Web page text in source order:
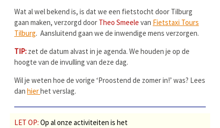
Wat al wel bekend is, is dat we een fietstocht door Tilburg
gaan maken, verzorgd door Theo Smeele van Fietstaxi Tours
Tilburg. Aansluitend gaan we de inwendige mens verzorgen.
TIP: zet de datum alvast in je agenda. We houden je op de
hoogte van de invulling van deze dag.
Wil je weten hoe de vorige ‘Proostend de zomer in!’ was? Lees
dan hierhet verslag.
LET OP: Op al onze activiteiten is het